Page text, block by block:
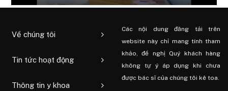
Về chúng tôi
Tin tức hoạt động
Thông tin y khoa
Các nội dung đăng tải trên
website này chỉ mang tính tham
khảo, đề nghị Quý khách hàng
không tự ý áp dụng khi chưa
được bác sĩ của chúng tôi kê toa.